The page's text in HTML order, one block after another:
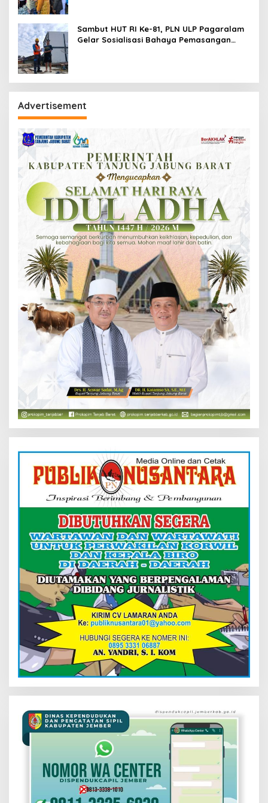
Sambut HUT RI Ke-81, PLN ULP Pagaralam
Gelar Sosialisasi Bahaya Pemasangan
Advertisement